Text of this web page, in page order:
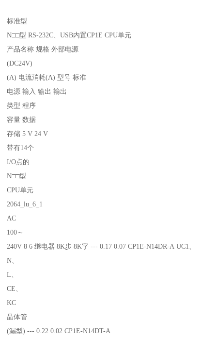
标准型
N□□型 RS-232C、USB内置CP1E CPU单元
产品名称 规格 外部电源
(DC24V)
(A) 电流消耗(A) 型号 标准
电源 输入 输出 输出
类型 程序
容量 数据
存储 5 V 24 V
带有14个
I/O点的
N□□型
CPU单元
2064_lu_6_1
AC
100～
240V 8 6 继电器 8K步 8K字 --- 0.17 0.07 CP1E-N14DR-A UC1、
N、
L、
CE、
KC
晶体管
(漏型) --- 0.22 0.02 CP1E-N14DT-A